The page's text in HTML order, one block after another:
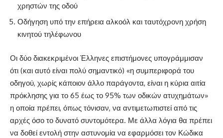
χρηστών της οδού
Οδήγηση υπό την επήρεια αλκοόλ και ταυτόχρονη χρήση
κινητού τηλέφωνου
Οι δύο διακεκριμένοι Έλληνες επιστήμονες υπογράμμισαν
ότι (και αυτό είναι πολύ σημαντικό) «η συμπεριφορά του
οδηγού, χωρίς κάποιον άλλο παράγοντα, είναι η κύρια αιτία
πρόκλησης για το 65 έως το 95% των οδικών ατυχημάτων»
η οποία πρέπει, όπως τόνισαν, να αντιμετωπιστεί από τις
αρχές όσο το δυνατό συντομότερα. Με άλλα λόγια θα πρέπει
να δοθεί εντολή στην αστυνομία να εφαρμόσει τον Κώδικα